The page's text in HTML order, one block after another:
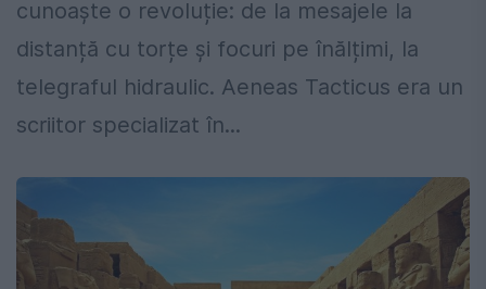
cunoaște o revoluție: de la mesajele la
distanță cu torțe și focuri pe înălțimi, la
telegraful hidraulic. Aeneas Tacticus era un
scriitor specializat în...